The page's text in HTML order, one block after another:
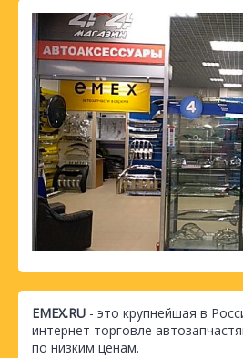
EMEX.RU - это крупнейшая в
интернет торговле
по низким ценам.